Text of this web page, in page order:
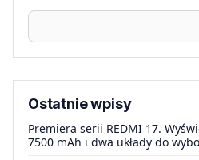
Ostatnie wpisy
Premiera serii REDMI 17.
7500 mAh i dwa układy do